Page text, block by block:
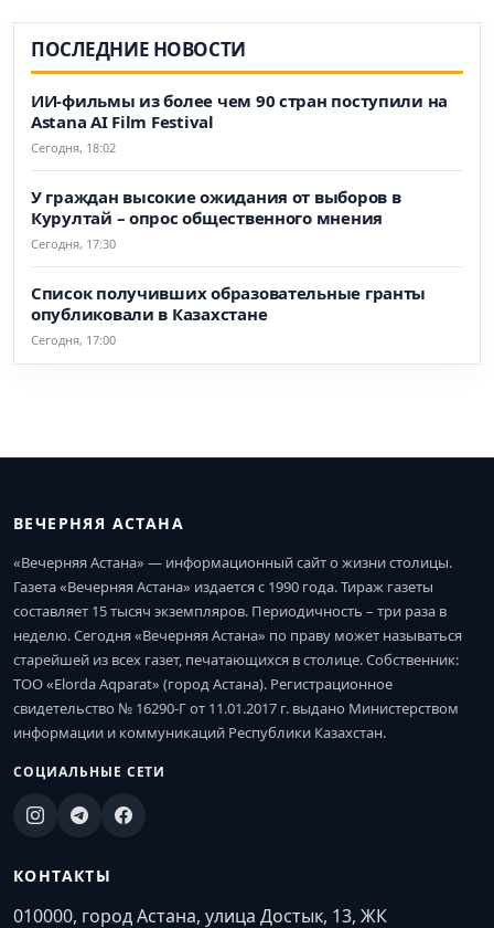
ПОСЛЕДНИЕ НОВОСТИ
ИИ-фильмы из более чем 90 стран поступили на
Astana AI Film Festival
Сегодня, 18:02
У граждан высокие ожидания от выборов в
Курултай – опрос общественного мнения
Сегодня, 17:30
Список получивших образовательные гранты
опубликовали в Казахстане
Сегодня, 17:00
ВЕЧЕРНЯЯ АСТАНА
«Вечерняя Астана» — информационный сайт о жизни столицы.
Газета «Вечерняя Астана» издается с 1990 года. Тираж газеты
составляет 15 тысяч экземпляров. Периодичность – три раза в
неделю. Сегодня «Вечерняя Астана» по праву может называться
старейшей из всех газет, печатающихся в столице. Собственник:
ТОО «Elorda Aqparat» (город Астана). Регистрационное
свидетельство № 16290-Г от 11.01.2017 г. выдано Министерством
информации и коммуникаций Республики Казахстан.
СОЦИАЛЬНЫЕ СЕТИ
КОНТАКТЫ
010000, город Астана, улица Достык, 13, ЖК